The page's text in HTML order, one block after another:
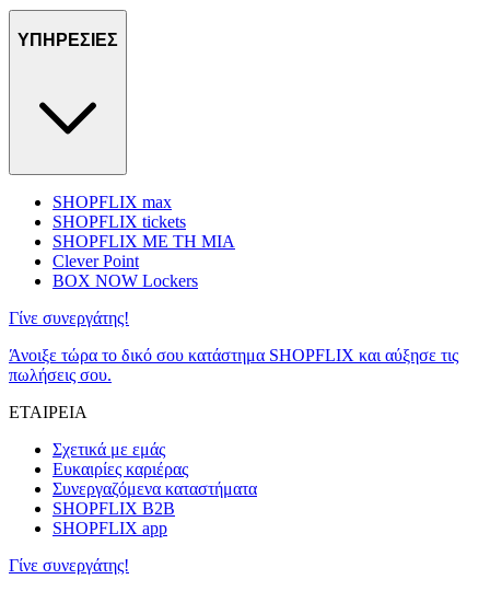
ΥΠΗΡΕΣΙΕΣ
SHOPFLIX max
SHOPFLIX tickets
SHOPFLIX ΜΕ ΤΗ ΜΙΑ
Clever Point
BOX NOW Lockers
Γίνε συνεργάτης!
Άνοιξε τώρα το δικό σου κατάστημα SHOPFLIX και αύξησε τις
πωλήσεις σου.
ΕΤΑΙΡΕΙΑ
Σχετικά με εμάς
Ευκαιρίες καριέρας
Συνεργαζόμενα καταστήματα
SHOPFLIX B2B
SHOPFLIX app
Γίνε συνεργάτης!